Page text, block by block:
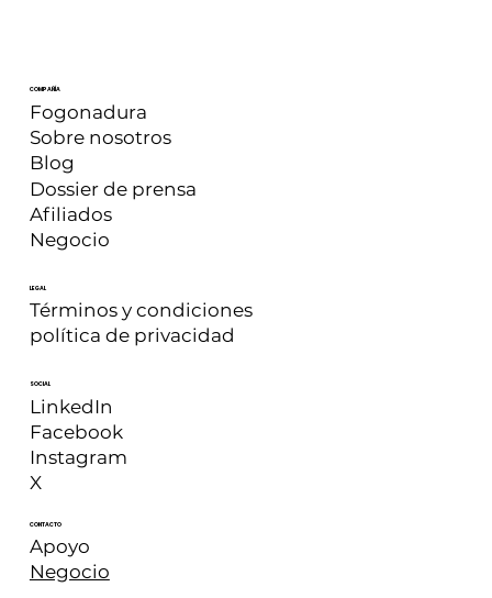
CONTACTO
Apoyo
Negocio
SOCIAL
LinkedIn
Facebook
Instagram
X
LEGAL
Términos y condiciones
política de privacidad
COMPAÑÍA
Blog
Fogonadura
Sobre nosotros
Dossier de prensa
Afiliados
Negocio